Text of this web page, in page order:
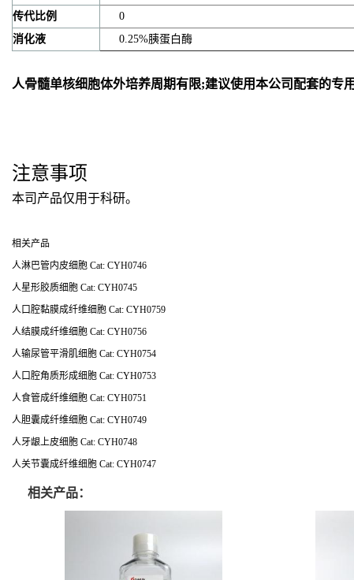
传代比例
0
消化液
0.25%胰蛋白酶
人骨髓单核细胞体外培养周期有限;建议使用本公司配套的专
注意事项
本司产品仅用于科研。
相关产品
人淋巴管内皮细胞 Cat: CYH0746
人星形胶质细胞 Cat: CYH0745
人口腔黏膜成纤维细胞 Cat: CYH0759
人结膜成纤维细胞 Cat: CYH0756
人输尿管平滑肌细胞 Cat: CYH0754
人口腔角质形成细胞 Cat: CYH0753
人食管成纤维细胞 Cat: CYH0751
人胆囊成纤维细胞 Cat: CYH0749
人牙龈上皮细胞 Cat: CYH0748
人关节囊成纤维细胞 Cat: CYH0747
相关产品：